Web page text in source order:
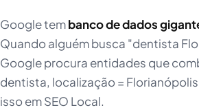
Google tembanco de dados
Quando alguém busca "dentista
Google procura entidades que
dentista, localização =
isso em SEO Local.